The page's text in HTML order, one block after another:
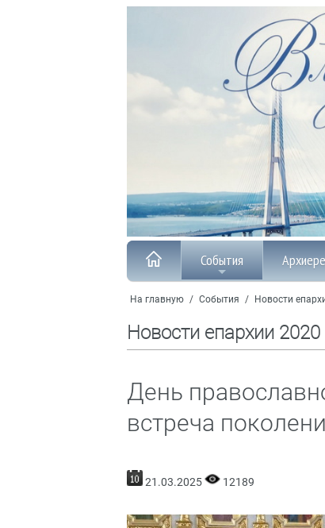
События
На главную / События / Новости
Новости епархии 2020
День
встреча
21.03.2025 12189